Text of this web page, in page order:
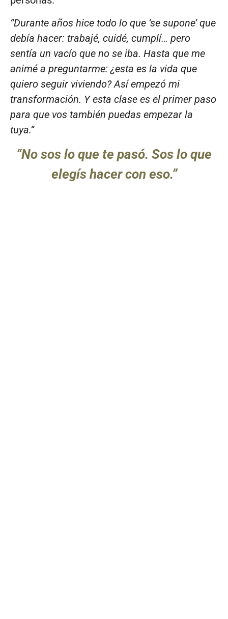
“Durante años hice todo lo que ‘se supone’ que
debía hacer: trabajé, cuidé, cumplí… pero
sentía un vacío que no se iba. Hasta que me
animé a preguntarme: ¿esta es la vida que
quiero seguir viviendo? Así empezó mi
transformación. Y esta clase es el primer paso
para que vos también puedas empezar la
tuya.”
“No sos lo que te pasó. Sos lo que
elegís hacer con eso.”